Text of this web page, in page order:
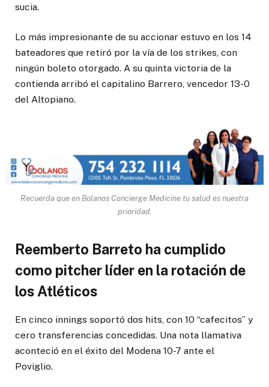
sucia.
Lo más impresionante de su accionar estuvo en los 14
bateadores que retiró por la vía de los strikes, con
ningún boleto otorgado. A su quinta victoria de la
contienda arribó el capitalino Barrero, vencedor 13-0
del Altopiano.
Recuerda que en Bolanos Concierge Medicine tu salud es nuestra
prioridad.
Reemberto Barreto ha cumplido
como pitcher líder en la rotación de
los Atléticos
En cinco innings soportó dos hits, con 10 “cafecitos” y
cero transferencias concedidas. Una nota llamativa
aconteció en el éxito del Modena 10-7 ante el
Poviglio.